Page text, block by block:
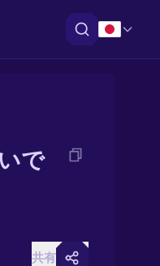
で
共有